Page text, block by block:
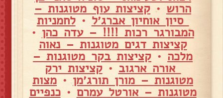
הרוש • קציצות עוף מטוגנות –
סיון אוחיון אברג׳ל •לחמניות
המבורגר רכות !!!! – עדה כהן •
קציצות דגים מטוגנות – נאוה
מלכה • קציצות בקר מטוגנות –
אורה ארגוב •קציצות ירק
מטוגנות – מורן תורג׳מן• מצות
מטוגנות – אורטל עמרם •כנפיים